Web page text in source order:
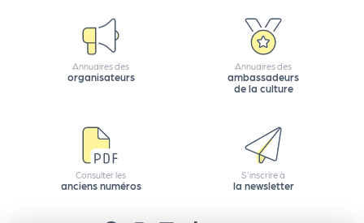
Annuaires des
organisateurs
Annuaires des
ambassadeurs
de la culture
Consulter les
anciens numéros
S'inscrire à
la newsletter
e
e
s